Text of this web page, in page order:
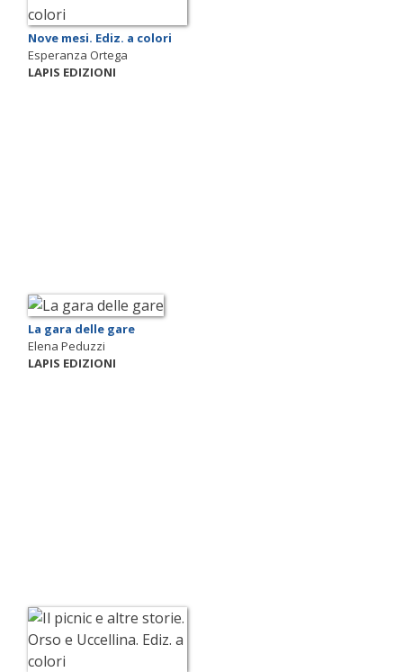
Nove mesi. Ediz. a colori
Esperanza Ortega
LAPIS EDIZIONI
La gara delle gare
Elena Peduzzi
LAPIS EDIZIONI